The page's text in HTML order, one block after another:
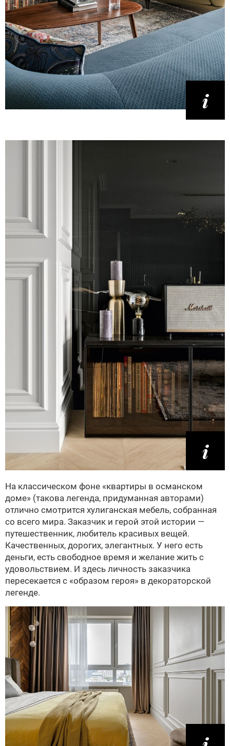
На классическом фоне «квартиры в османском
доме» (такова легенда, придуманная авторами)
отлично смотрится хулиганская мебель, собранная
со всего мира. Заказчик и герой этой истории —
путешественник, любитель красивых вещей.
Качественных, дорогих, элегантных. У него есть
деньги, есть свободное время и желание жить с
удовольствием. И здесь личность заказчика
пересекается с «образом героя» в декораторской
легенде.